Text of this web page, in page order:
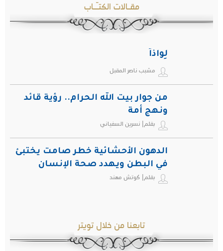
مقـالات الكتـّـاب
لِواذاً
مشبب ناصر المقبل
من جوار بيت الله الحرام.. رؤية قائد
ونهج أمة
بقلم| نسرين السفياني
الدهون الأحشائية خطر صامت يختبئ
في البطن ويهدد صحة الإنسان
بقلم| كوتش مهند
تابعنا من خلال تويتر